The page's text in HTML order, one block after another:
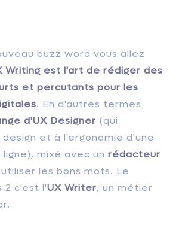
buzz word vous allez
Writing est l'art de rédiger des
et percutants pour les
. En d'autres termes
d'UX Designer (qui
et à l'ergonomie d'une
mixé avec un rédacteur
les bons mots. Le
2 c'est l'UX Writer, un métier